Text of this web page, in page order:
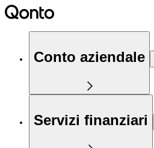
Conto aziendale
Servizi finanziari